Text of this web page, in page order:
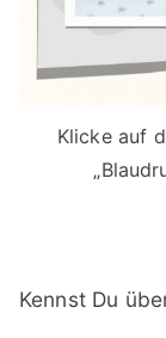
Klicke auf
Kennst Du